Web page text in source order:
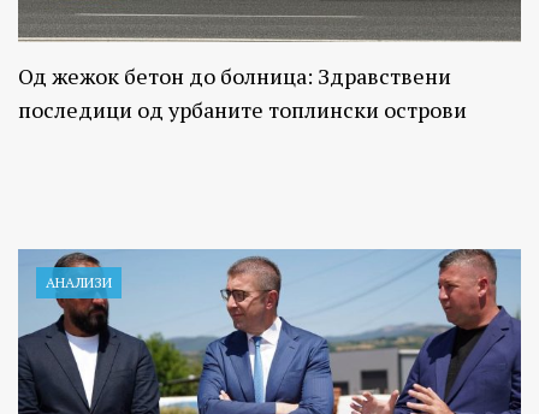
Од жежок бетон до болница: Здравствени
последици од урбаните топлински острови
АНАЛИЗИ